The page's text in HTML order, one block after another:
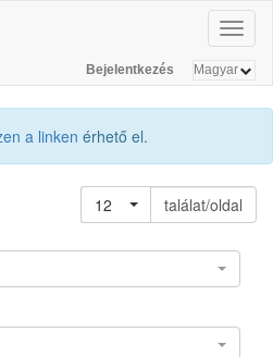
Bejelentkezés
a linken érhető el.
12
találat/oldal